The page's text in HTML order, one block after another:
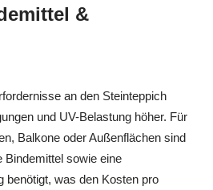
&
an den Steinteppich
und UV-Belastung höher. Für
Balkone oder Außenflächen sind
Bindemittel sowie eine
benötigt, was den Kosten pro